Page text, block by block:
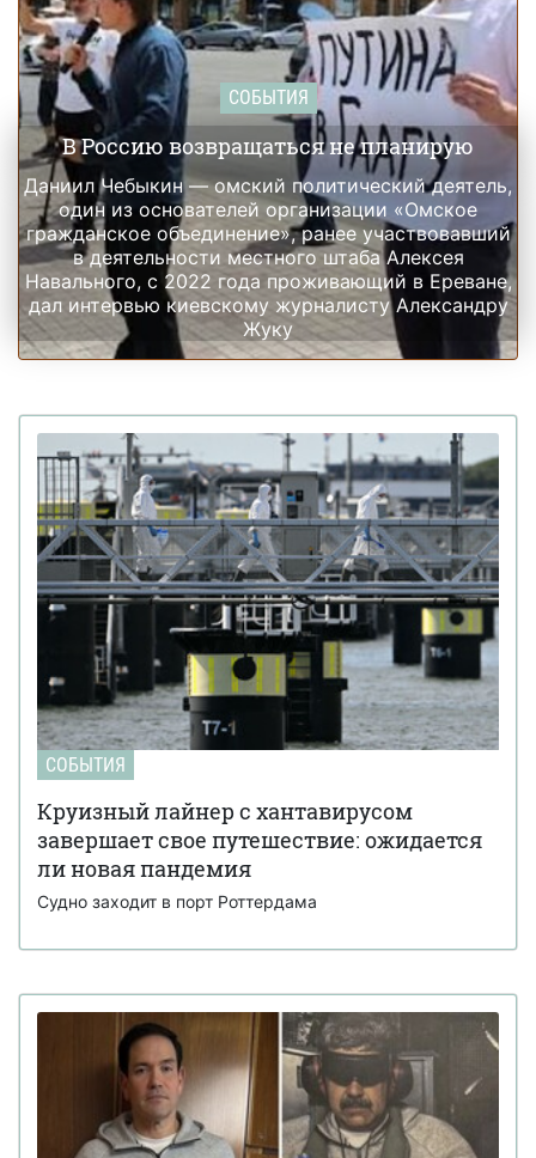
СОБЫТИЯ
В Россию возвращаться не планирую
Даниил Чебыкин — омский политический деятель,
один из основателей организации «Омское
гражданское объединение», ранее участвовавший
в деятельности местного штаба Алексея
Навального, с 2022 года проживающий в Ереване,
дал интервью киевскому журналисту Александру
Жуку
СОБЫТИЯ
Круизный лайнер с хантавирусом
завершает свое путешествие: ожидается
ли новая пандемия
Судно заходит в порт Роттердама